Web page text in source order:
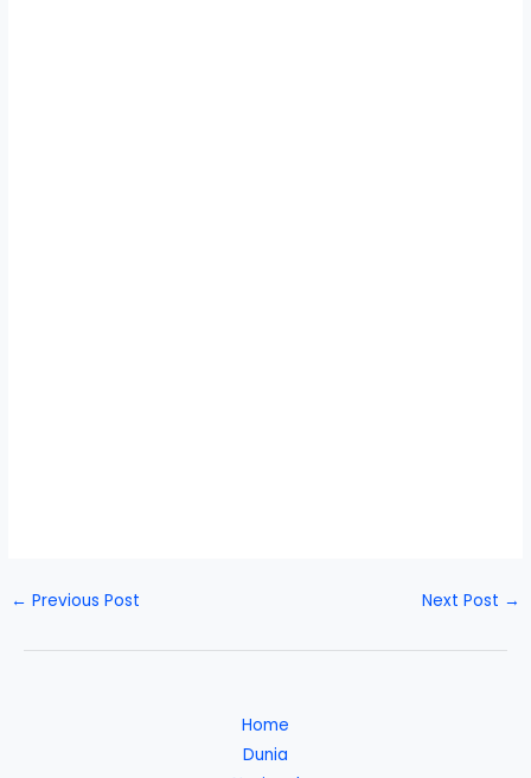
← Previous Post Next Post →
Home
Dunia